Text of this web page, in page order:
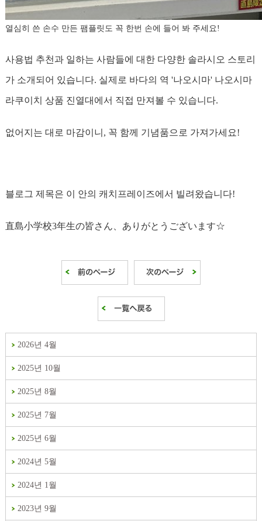
열심히 쓴 손수 만든 팸플릿도 꼭 한번 손에 들어 봐 주세요!
사용법 추천과 일하는 사람들에 대한 다양한 솔라시오 스토리
가 소개되어 있습니다. 실제로 바다의 역 '나오시마' 나오시마
라쿠이치 상품 진열대에서 직접 만져볼 수 있습니다.
없어지는 대로 마감이니, 꼭 함께 기념품으로 가져가세요!
블로그 제목은 이 안의 캐치프레이즈에서 빌려왔습니다!
直島小学校3年生の皆さん、ありがとうございます☆
2026년 4월
2025년 10월
2025년 8월
2025년 7월
2025년 6월
2024년 5월
2024년 1월
2023년 9월